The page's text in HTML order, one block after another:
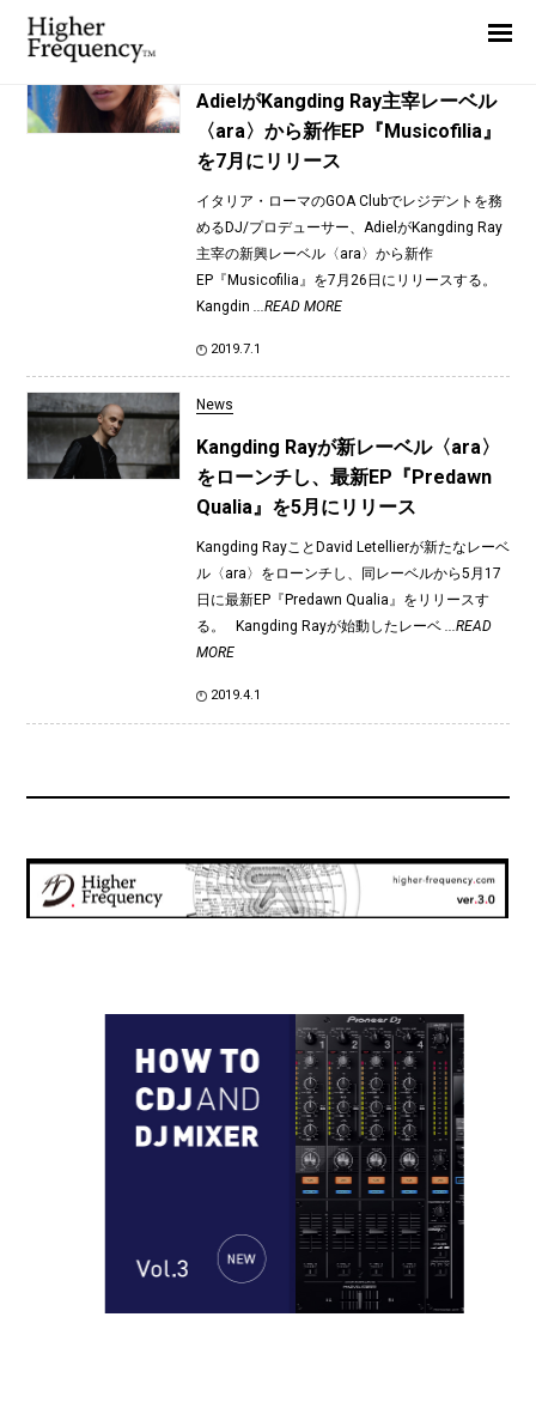
TAG: ara
AdielがKangding Ray主宰レーベル
〈ara〉から新作EP『Musicofilia』
を7月にリリース
イタリア・ローマのGOA Clubでレジデントを務
めるDJ/プロデューサー、AdielがKangding Ray
主宰の新興レーベル〈ara〉から新作
EP『Musicofilia』を7月26日にリリースする。
Kangdin ...READ MORE
2019.7.1
News
Kangding Rayが新レーベル〈ara〉
をローンチし、最新EP『Predawn
Qualia』を5月にリリース
Kangding RayことDavid Letellierが新たなレーベ
ル〈ara〉をローンチし、同レーベルから5月17
日に最新EP『Predawn Qualia』をリリースす
る。 Kangding Rayが始動したレーベ ...READ
MORE
2019.4.1
News
Interview
Report